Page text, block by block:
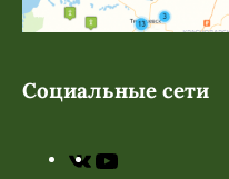
Социальные сети